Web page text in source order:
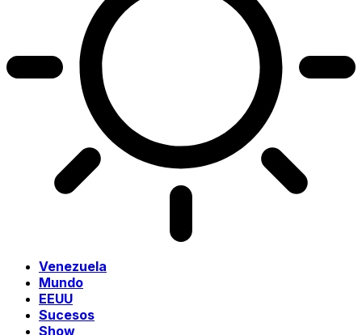
Venezuela
Mundo
EEUU
Sucesos
Show